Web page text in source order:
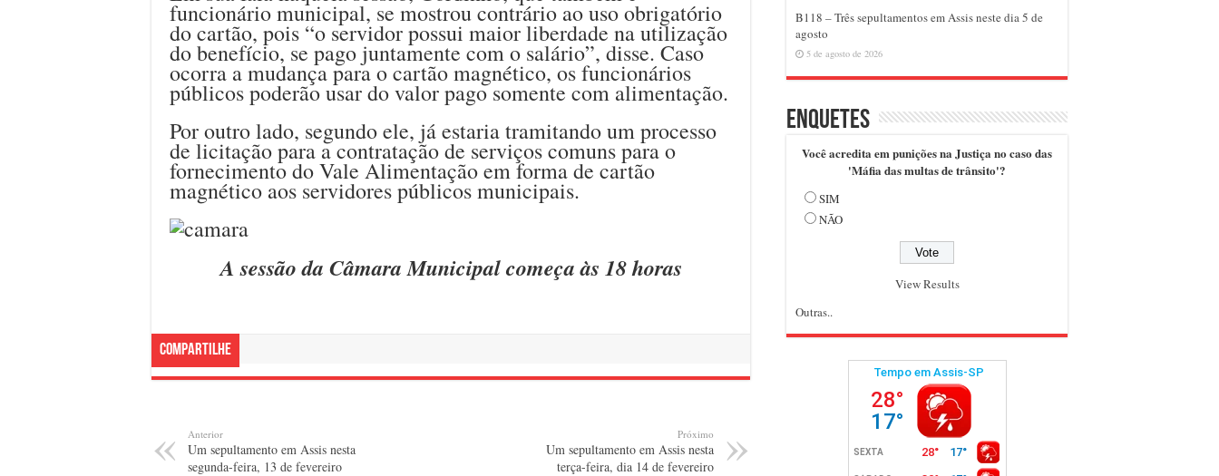
funcionário municipal, se mostrou contrário ao uso obrigatório
do cartão, pois “o servidor possui maior liberdade na utilização
do benefício, se pago juntamente com o salário”, disse. Caso
ocorra a mudança para o cartão magnético, os funcionários
públicos poderão usar do valor pago somente com alimentação.
Por outro lado, segundo ele, já estaria tramitando um processo
de licitação para a contratação de serviços comuns para o
fornecimento do Vale Alimentação em forma de cartão
magnético aos servidores públicos municipais.
A sessão da Câmara Municipal começa às 18 horas
Compartilhe
Anterior
Um sepultamento em Assis nesta
segunda-feira, 13 de fevereiro
Próximo
Um sepultamento em Assis nesta
terça-feira, dia 14 de fevereiro
B118 – Três sepultamentos em Assis neste dia 5 de
agosto
5 de agosto de 2026
Enquetes
Você acredita em punições na Justiça no caso das
'Máfia das multas de trânsito'?
SIM
NÃO
View Results
Outras..